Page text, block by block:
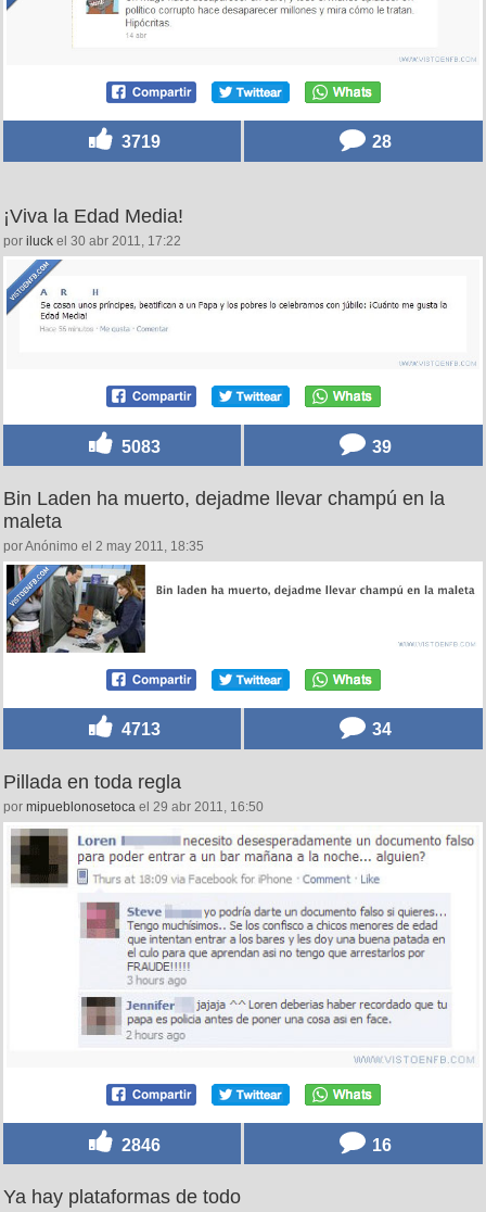
3719 28
¡Viva la Edad Media!
por iluck el 30 abr 2011, 17:22
5083 39
Bin Laden ha muerto, dejadme llevar champú en la
maleta
por Anónimo el 2 may 2011, 18:35
4713 34
Pillada en toda regla
por mipueblonosetoca el 29 abr 2011, 16:50
2846 16
Ya hay plataformas de todo